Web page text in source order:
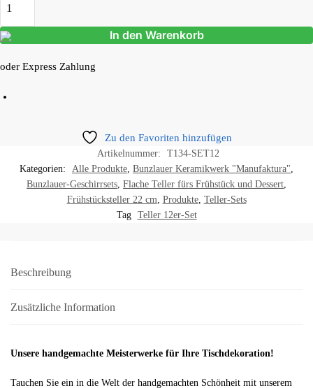
In den Warenkorb
oder Express Zahlung
Zu den Favoriten hinzufügen
Artikelnummer:
T134-SET12
Kategorien:
Alle Produkte, Bunzlauer Keramikwerk "Manufaktura",
Bunzlauer-Geschirrsets, Flache Teller fürs Frühstück und Dessert,
Frühstücksteller 22 cm, Produkte, Teller-Sets
Tag
Teller 12er-Set
Beschreibung
Zusätzliche Information
Unsere handgemachte Meisterwerke für Ihre Tischdekoration!
Tauchen Sie ein in die Welt der handgemachten Schönheit mit unserem